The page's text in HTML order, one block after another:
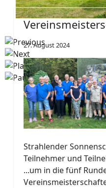
27. August 2024
Strahlender
Teilnehmer und
...um in die fünf